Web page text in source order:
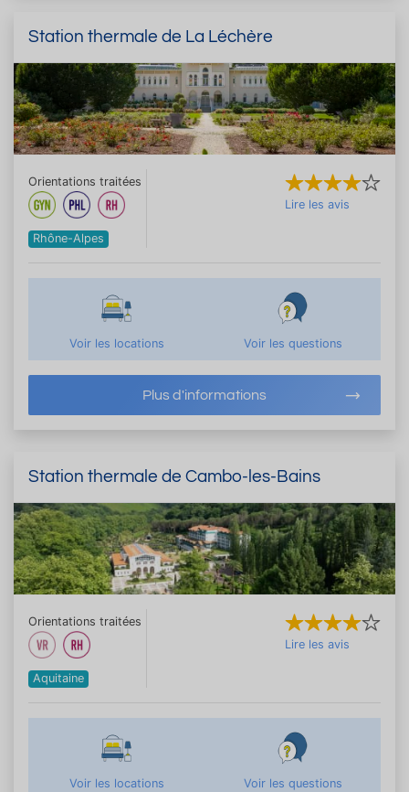
Station thermale de La Léchère
Orientations traitées
Rhône-Alpes
Lire les avis
Voir les locations Voir les questions
Plus d'informations
Station thermale de Cambo-les-Bains
Orientations traitées
Aquitaine
Lire les avis
Voir les locations Voir les questions